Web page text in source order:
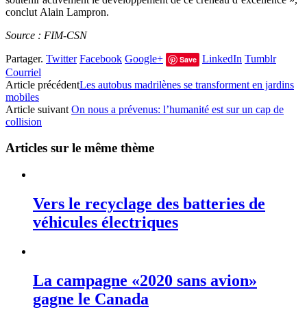
conclut Alain Lampron.
Source : FIM-CSN
Partager. Twitter Facebook Google+ Save LinkedIn Tumblr
Courriel
Article précédentLes autobus madrilènes se transforment en jardins
mobiles
Article suivant On nous a prévenus: l’humanité est sur un cap de
collision
Articles sur le même thème
Vers le recyclage des batteries de
véhicules électriques
La campagne «2020 sans avion»
gagne le Canada